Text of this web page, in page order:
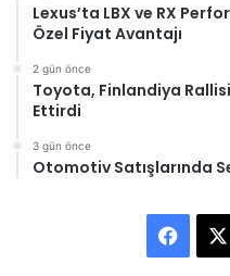
Lexus’ta LBX ve RX
Özel Fiyat Avantajı
2 gün önce
Toyota, Finlandiya
Ettirdi
3 gün önce
Otomotiv Satışlarında